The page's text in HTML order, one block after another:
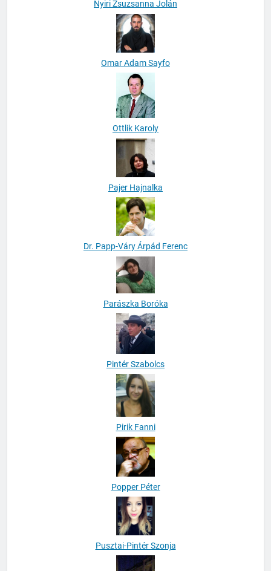
Nyiri Zsuzsanna Jolán
Omar Adam Sayfo
Ottlik Karoly
Pajer Hajnalka
Dr. Papp-Váry Árpád Ferenc
Parászka Boróka
Pintér Szabolcs
Pirik Fanni
Popper Péter
Pusztai-Pintér Szonja